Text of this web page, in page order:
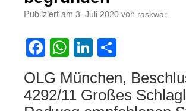
Publiziert am 3. Juli 2020 von raskwar
Facebook
WhatsApp
LinkedIn
OLG München,
4292/11 Großes